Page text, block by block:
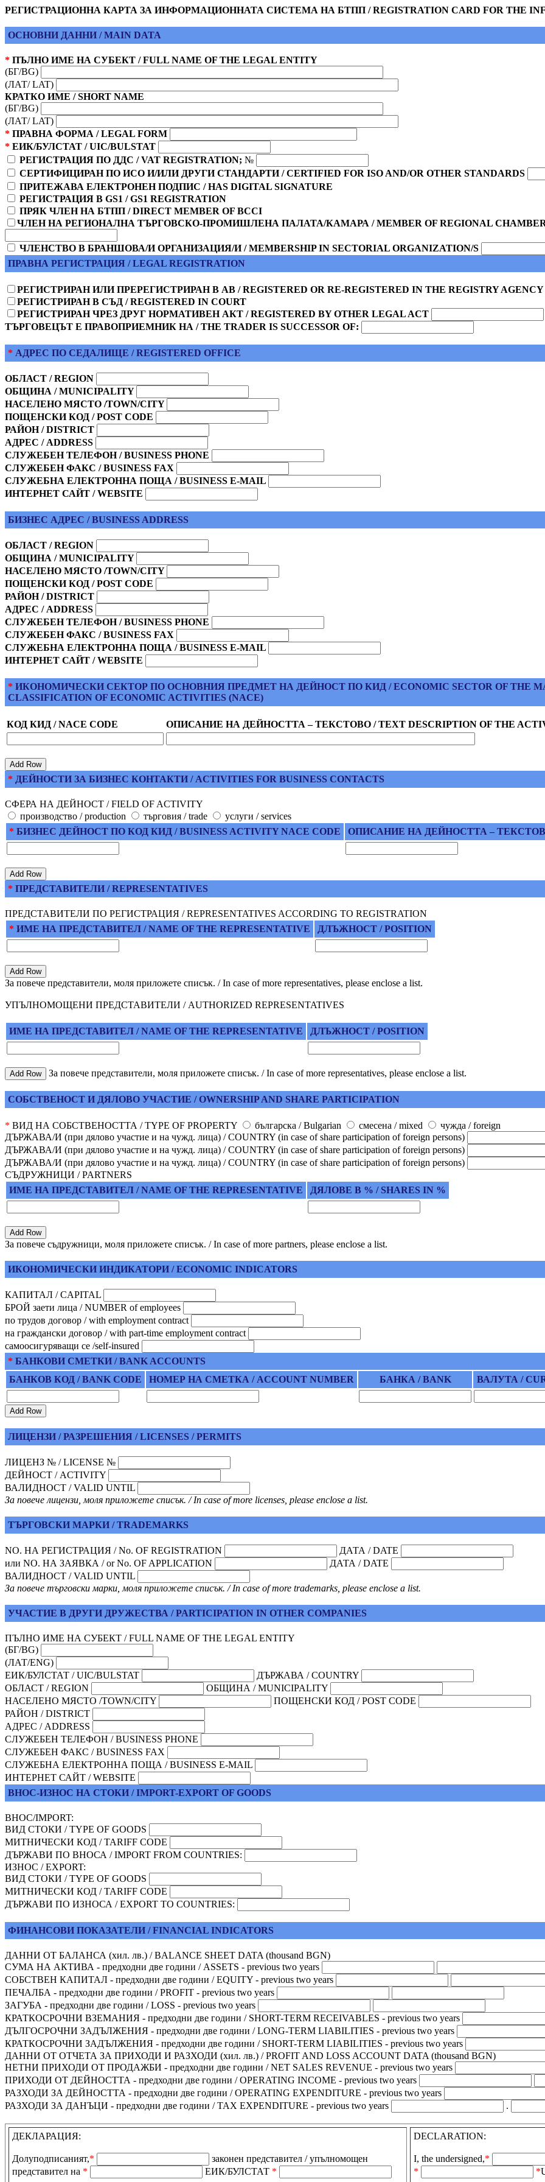
РЕГИСТРАЦИОННА КАРТА ЗА ИНФОРМАЦИОННАТА СИСТЕМА НА БТПП / REGISTRATION CARD FOR THE
ОСНОВНИ ДАННИ / MAIN DATA
* ПЪЛНО ИМЕ НА СУБЕКТ / FULL NAME OF THE LEGAL ENTITY
(БГ/BG)
(ЛАТ/ LAT)
КРАТКО ИМЕ / SHORT NAME
(БГ/BG)
(ЛАТ/ LAT)
* ПРАВНА ФОРМА / LEGAL FORM
* ЕИК/БУЛСТАТ / UIC/BULSTAT
РЕГИСТРАЦИЯ ПО ДДС / VAT REGISTRATION; №
СЕРТИФИЦИРАН ПО ИСО И/ИЛИ ДРУГИ СТАНДАРТИ / CERTIFIED FOR ISO AND/OR OTHER STANDARDS
ПРИТЕЖАВА ЕЛЕКТРОНЕН ПОДПИС / HAS DIGITAL SIGNATURE
РЕГИСТРАЦИЯ В GS1 / GS1 REGISTRATION
ПРЯК ЧЛЕН НА БТПП / DIRECT MEMBER OF BCCI
ЧЛЕН НА РЕГИОНАЛНА ТЪРГОВСКО-ПРОМИШЛЕНА ПАЛАТА/КАМАРА / MEMBER OF REGIONAL CHAMBER
ЧЛЕНСТВО В БРАНШОВА/И ОРГАНИЗАЦИЯ/И / MEMBERSHIP IN SECTORIAL ORGANIZATION/S
ПРАВНА РЕГИСТРАЦИЯ / LEGAL REGISTRATION
РЕГИСТРИРАН ИЛИ ПРЕРЕГИСТРИРАН В АВ / REGISTERED OR RE-REGISTERED IN THE REGISTRY AGENCY
РЕГИСТРИРАН В СЪД / REGISTERED IN COURT
РЕГИСТРИРАН ЧРЕЗ ДРУГ НОРМАТИВЕН АКТ / REGISTERED BY OTHER LEGAL ACT
ТЪРГОВЕЦЪТ Е ПРАВОПРИЕМНИК НА / THE TRADER IS SUCCESSOR OF:
* АДРЕС ПО СЕДАЛИЩЕ / REGISTERED OFFICE
ОБЛАСТ / REGION
ОБЩИНА / MUNICIPALITY
НАСЕЛЕНО МЯСТО /TOWN/CITY
ПОЩЕНСКИ КОД / POST CODE
РАЙОН / DISTRICT
АДРЕС / ADDRESS
СЛУЖЕБЕН ТЕЛЕФОН / BUSINESS PHONE
СЛУЖЕБЕН ФАКС / BUSINESS FAX
СЛУЖЕБНА ЕЛЕКТРОННА ПОЩА / BUSINESS E-MAIL
ИНТЕРНЕТ САЙТ / WEBSITE
БИЗНЕС АДРЕС / BUSINESS ADDRESS
ОБЛАСТ / REGION
ОБЩИНА / MUNICIPALITY
НАСЕЛЕНО МЯСТО /TOWN/CITY
ПОЩЕНСКИ КОД / POST CODE
РАЙОН / DISTRICT
АДРЕС / ADDRESS
СЛУЖЕБЕН ТЕЛЕФОН / BUSINESS PHONE
СЛУЖЕБЕН ФАКС / BUSINESS FAX
СЛУЖЕБНА ЕЛЕКТРОННА ПОЩА / BUSINESS E-MAIL
ИНТЕРНЕТ САЙТ / WEBSITE
* ИКОНОМИЧЕСКИ СЕКТОР ПО ОСНОВНИЯ ПРЕДМЕТ НА ДЕЙНОСТ ПО КИД / ECONOMIC SECTOR OF THE
CLASSIFICATION OF ECONOMIC ACTIVITIES (NACE)
КОД КИД / NACE CODE ОПИСАНИЕ НА ДЕЙНОСТТА – ТЕКСТОВО / TEXT DESCRIPTION OF THE
* ДЕЙНОСТИ ЗА БИЗНЕС КОНТАКТИ / ACTIVITIES FOR BUSINESS CONTACTS
СФЕРА НА ДЕЙНОСТ / FIELD OF ACTIVITY
производство / production
търговия / trade
услуги / services
* БИЗНЕС ДЕЙНОСТ ПО КОД КИД / BUSINESS ACTIVITY NACE CODE ОПИСАНИЕ НА ДЕЙНОСТТА – ТЕКСТОВО
* ПРЕДСТАВИТЕЛИ / REPRESENTATIVES
ПРЕДСТАВИТЕЛИ ПО РЕГИСТРАЦИЯ / REPRESENTATIVES ACCORDING TO REGISTRATION
* ИМЕ НА ПРЕДСТАВИТЕЛ / NAME OF THE REPRESENTATIVE ДЛЪЖНОСТ / POSITION
За повече представители, моля приложете списък. / In case of more representatives, please enclose a list.
УПЪЛНОМОЩЕНИ ПРЕДСТАВИТЕЛИ / AUTHORIZED REPRESENTATIVES
ИМЕ НА ПРЕДСТАВИТЕЛ / NAME OF THE REPRESENTATIVE ДЛЪЖНОСТ / POSITION
За повече представители, моля приложете списък. / In case of more representatives, please enclose a list.
СОБСТВЕНОСТ И ДЯЛОВО УЧАСТИЕ / OWNERSHIP AND SHARE PARTICIPATION
* ВИД НА СОБСТВЕНОСТТА / TYPE OF PROPERTY българска / Bulgarian смесена / mixed
чужда / foreign
ДЪРЖАВА/И (при дялово участие и на чужд. лица) / COUNTRY (in case of share participation of foreign persons)
ДЪРЖАВА/И (при дялово участие и на чужд. лица) / COUNTRY (in case of share participation of foreign persons)
ДЪРЖАВА/И (при дялово участие и на чужд. лица) / COUNTRY (in case of share participation of foreign persons)
СЪДРУЖНИЦИ / PARTNERS
ИМЕ НА ПРЕДСТАВИТЕЛ / NAME OF THE REPRESENTATIVE
ДЯЛОВЕ В % / SHARES IN %
За повече съдружници, моля приложете списък. / In case of more partners, please enclose a list.
ИКОНОМИЧЕСКИ ИНДИКАТОРИ / ECONOMIC INDICATORS
КАПИТАЛ / CAPITAL
БРОЙ заети лица / NUMBER of employees
по трудов договор / with employment contract
на граждански договор / with part-time employment contract
самоосигуряващи се /self-insured
* БАНКОВИ СМЕТКИ / BANK ACCOUNTS
БАНКОВ КОД / BANK CODE
НОМЕР НА СМЕТКА / ACCOUNT NUMBER БАНКА / BANK ВАЛУТА /
ЛИЦЕНЗИ / РАЗРЕШЕНИЯ / LICENSES / PERMITS
ЛИЦЕНЗ № / LICENSE №
ДЕЙНОСТ / ACTIVITY
ВАЛИДНОСТ / VALID UNTIL
За повече лицензи, моля приложете списък. / In case of more licenses, please enclose a list.
ТЪРГОВСКИ МАРКИ / TRADEMARKS
NO. НА РЕГИСТРАЦИЯ / No. OF REGISTRATION
ДАТА / DATE
или NO. НА ЗАЯВКА / or No. OF APPLICATION
ДАТА / DATE
ВАЛИДНОСТ / VALID UNTIL
За повече търговски марки, моля приложете списък. / In case of more trademarks, please enclose a list.
УЧАСТИЕ В ДРУГИ ДРУЖЕСТВА / PARTICIPATION IN OTHER COMPANIES
ПЪЛНО ИМЕ НА СУБЕКТ / FULL NAME OF THE LEGAL ENTITY
(БГ/BG)
(ЛАТ/ENG)
ЕИК/БУЛСТАТ / UIC/BULSTAT
ДЪРЖАВА / COUNTRY
ОБЛАСТ / REGION
ОБЩИНА / MUNICIPALITY
НАСЕЛЕНО МЯСТО /TOWN/CITY
ПОЩЕНСКИ КОД / POST CODE
РАЙОН / DISTRICT
АДРЕС / ADDRESS
СЛУЖЕБЕН ТЕЛЕФОН / BUSINESS PHONE
СЛУЖЕБЕН ФАКС / BUSINESS FAX
СЛУЖЕБНА ЕЛЕКТРОННА ПОЩА / BUSINESS E-MAIL
ИНТЕРНЕТ САЙТ / WEBSITE
ВНОС-ИЗНОС НА СТОКИ / IMPORT-EXPORT OF GOODS
ВНОС/IMPORT:
ВИД СТОКИ / TYPE OF GOODS
МИТНИЧЕСКИ КОД / TARIFF CODE
ДЪРЖАВИ ПО ВНОСА / IMPORT FROM COUNTRIES:
ИЗНОС / EXPORT:
ВИД СТОКИ / TYPE OF GOODS
МИТНИЧЕСКИ КОД / TARIFF CODE
ДЪРЖАВИ ПО ИЗНОСА / EXPORT TO COUNTRIES:
ФИНАНСОВИ ПОКАЗАТЕЛИ / FINANCIAL INDICATORS
ДАННИ ОТ БАЛАНСА (хил. лв.) / BALANCE SHEET DATA (thousand BGN)
СУМА НА АКТИВА - предходни две години / ASSETS - previous two years
СОБСТВЕН КАПИТАЛ - предходни две години / EQUITY - previous two years
ПЕЧАЛБА - предходни две години / PROFIT - previous two years
ЗАГУБА - предходни две години / LOSS - previous two years
КРАТКОСРОЧНИ ВЗЕМАНИЯ - предходни две години / SHORT-TERM RECEIVABLES - previous two years
ДЪЛГОСРОЧНИ ЗАДЪЛЖЕНИЯ - предходни две години / LONG-TERM LIABILITIES - previous two years
КРАТКОСРОЧНИ ЗАДЪЛЖЕНИЯ - предходни две години / SHORT-TERM LIABILITIES - previous two years
ДАННИ ОТ ОТЧЕТА ЗА ПРИХОДИ И РАЗХОДИ (хил. лв.) / PROFIT AND LOSS ACCOUNT DATA (thousand BGN)
НЕТНИ ПРИХОДИ ОТ ПРОДАЖБИ - предходни две години / NET SALES REVENUE - previous two years
ПРИХОДИ ОТ ДЕЙНОСТТА - предходни две години / OPERATING INCOME - previous two years
РАЗХОДИ ЗА ДЕЙНОСТТА - предходни две години / OPERATING EXPENDITURE - previous two years
РАЗХОДИ ЗА ДАНЪЦИ - предходни две години / TAX EXPENDITURE - previous two years
.
ДЕКЛАРАЦИЯ:
Долуподписаният,*
законен представител / упълномощен
представител на * ЕИК/БУЛСТАТ *
DECLARATION:
I, the undersigned,*
*
*